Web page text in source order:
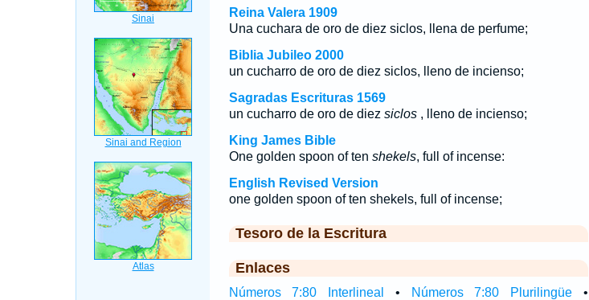
Reina Valera 1909
Una cuchara de oro de diez siclos, llena de perfume;
Biblia Jubileo 2000
un cucharro de oro de diez siclos, lleno de incienso;
Sagradas Escrituras 1569
un cucharro de oro de diez siclos, lleno de incienso;
King James Bible
One golden spoon of ten shekels, full of incense:
English Revised Version
one golden spoon of ten shekels, full of incense;
Tesoro de la Escritura
Enlaces
Números 7:80 Interlineal • Números 7:80 Plurilingüe •